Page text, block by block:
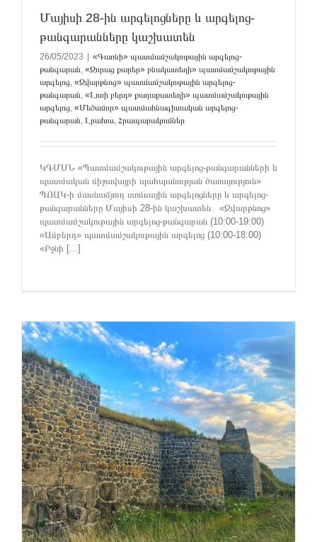
Մայիսի 28-ին արգելոցները և արգելոց-
թանգարանները կաշխատեն
26/05/2023
«Գառնի» պատմամշակութային արգելոց-
թանգարան, «Զորաց քարեր» բնակատեղի» պատմամշակութային
արգելոց, «Զվարթնոց» պատմամշակութային արգելոց-
թանգարան, «Լոռի բերդ» քաղաքատեղի» պատմամշակութային
արգելոց, «Մեծամոր» պատմահնագիտական արգելոց-
թանգարան, Լրահոս, Հրապարակումներ
ԿԳՄՍՆ «Պատմամշակութային արգելոց-թանգարանների և
պատմական միջավայրի պահպանության ծառայություն»
ՊՈԱԿ-ի մասնաճյուղ տոմսային արգելոցները և արգելոց-
թանգարանները Մայիսի 28-ին կաշխատեն․ «Զվարթնոց»
պատմամշակութային արգելոց-թանգարան (10:00-19:00)
«Ամբերդ» պատմամշակութային արգելոց (10:00-18:00)
«Բջնի [...]